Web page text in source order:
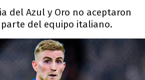
del Azul y Oro no aceptaron
del equipo italiano.